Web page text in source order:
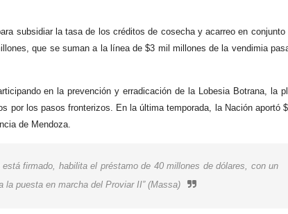
subsidiar la tasa de los créditos de cosecha y acarreo en conjunto
que se suman a la línea de $3 mil millones de la vendimia
en la prevención y erradicación de la Lobesia Botrana, la
por los pasos fronterizos. En la última temporada, la Nación aportó
de Mendoza.
firmado, habilita el préstamo de 40 millones de dólares, con un
puesta en marcha del Proviar II” (Massa)